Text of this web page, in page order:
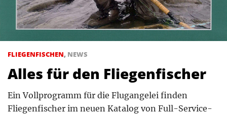
FLIEGENFISCHEN, NEWS
Alles für den Fliegenfischer
Ein Vollprogramm für die Flugangelei finden
Fliegenfischer im neuen Katalog von Full-Service-